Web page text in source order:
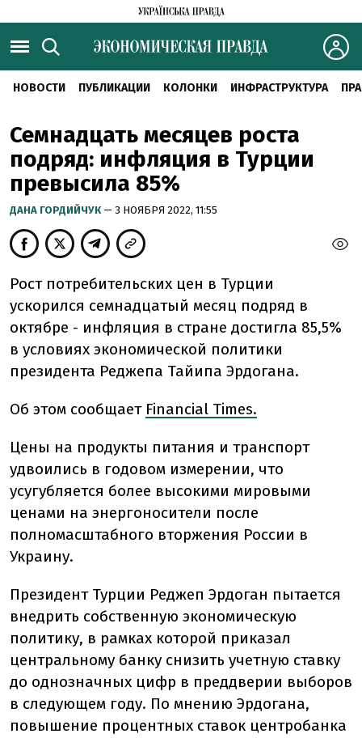
НОВОСТИ ПУБЛИКАЦИИ КОЛОНКИ ИНФРАСТРУКТУРА
Семнадцать месяцев роста
подряд: инфляция в Турции
превысила 85%
ДАНА ГОРДИЙЧУК — 3 НОЯБРЯ 2022, 11:55
Рост потребительских цен в Турции
ускорился семнадцатый месяц подряд в
октябре - инфляция в стране достигла 85,5%
в условиях экономической политики
президента Реджепа Тайипа Эрдогана.
Об этом сообщает Financial Times.
Цены на продукты питания и транспорт
удвоились в годовом измерении, что
усугубляется более высокими мировыми
ценами на энергоносители после
полномасштабного вторжения России в
Украину.
Президент Турции Реджеп Эрдоган пытается
внедрить собственную экономическую
политику, в рамках которой приказал
центральному банку снизить учетную ставку
до однозначных цифр в преддверии выборов
в следующем году. По мнению Эрдогана,
повышение процентных ставок центробанка